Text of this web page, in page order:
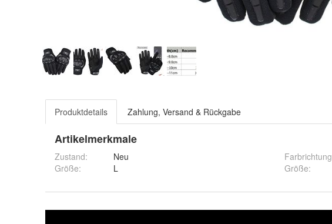
Produktdetails Zahlung, Versand & Rückgabe
Artikelmerkmale
Zustand:
Neu
Größe: L
Farbrichtung
Größe: